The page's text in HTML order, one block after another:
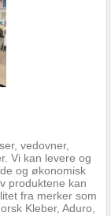
vedovner,
Vi kan levere og
og økonomisk
produktene kan
fra merker som
Kleber, Aduro,